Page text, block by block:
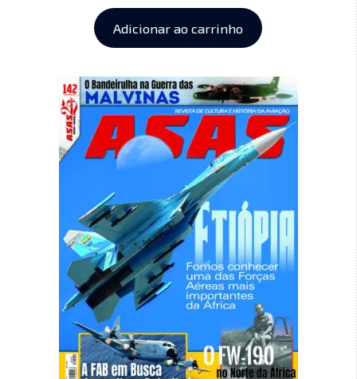
Adicionar ao carrinho